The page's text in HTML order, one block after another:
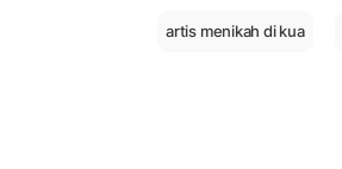
artis menikah di kua